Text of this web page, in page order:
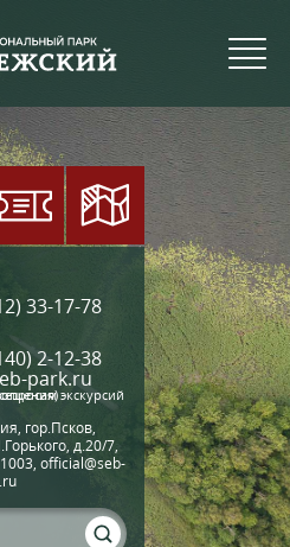
33-17-78
2-12-38
park.ru
и посещения)
гор.Псков,
д.20/7,
official@seb-